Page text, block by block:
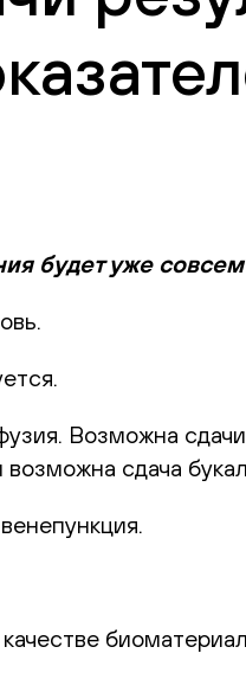
будет уже
Возможна
сдача
венепункция.